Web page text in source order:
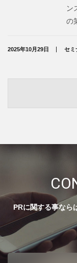
ン
の
2025年10月29日 セミ
PRに関する事なら